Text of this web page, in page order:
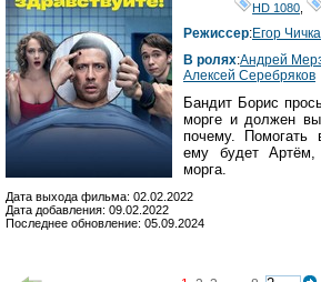
HD 1080
Режиссер:Егор
В ролях:Андрей
Алексей Серебряков
Бандит Борис
морге и должен
почему. Помогать
ему будет Артём,
морга.
Дата выхода фильма: 02.02.2022
Дата добавления: 09.02.2022
Последнее обновление: 05.09.2024